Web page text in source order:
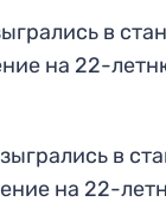
в
на 22-
в
на 22-